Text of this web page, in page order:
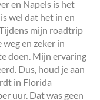
en Napels is het
wel dat het in en
mijn roadtrip
en zeker in
doen. Mijn ervaring
Dus, houd je aan
in Florida
uur. Dat was geen